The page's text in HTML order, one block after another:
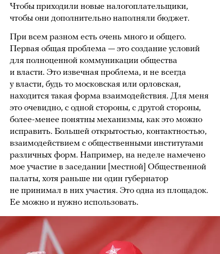
Чтобы приходили новые налогоплательщики,
чтобы они дополнительно наполняли бюджет.
При всем разном есть очень много и общего.
Первая общая проблема — это создание условий
для полноценной коммуникации общества
и власти. Это извечная проблема, и не всегда
у власти, будь то московская или орловская,
находится такая форма взаимодействия. Для меня
это очевидно, с одной стороны, с другой стороны,
более-менее понятны механизмы, как это можно
исправить. Большей открытостью, контактностью,
взаимодействием с общественными институтами
различных форм. Например, на неделе намечено
мое участие в заседании [местной] Общественной
палаты, хотя раньше ни один губернатор
не принимал в них участия. Это одна из площадок.
Ее можно и нужно использовать.